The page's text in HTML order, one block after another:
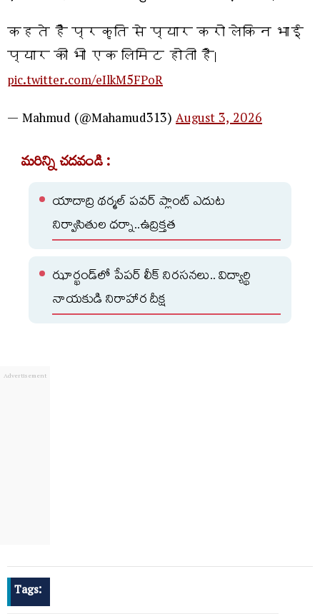
कहते हैं प्रकृति से प्यार करो लेकिन भाई
प्यार की भी एक लिमिट होती है।
pic.twitter.com/eIlkM5FPoR
— Mahmud (@Mahamud313)August 3, 2026
మరిన్ని చదవండి :
యాదాద్రి థర్మల్ పవర్ ప్లాంట్ ఎదుట
నిర్వాసితుల ధర్నా..ఉద్రిక్తత
ఝార్ఖండ్‌లో పేపర్ లీక్‌ నిరసనలు.. విద్యార్థి
నాయకుడి నిరాహార దీక్ష
Tags: